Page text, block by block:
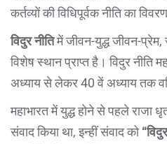
कर्तव्यों की विधिपूर्वक नीति का
विदुर नीतिमें जीवन-युद्ध जीवन-प्रेम,
विशेष स्थान प्राप्त है। विदुर नीति
अध्याय से लेकर 40 वें अध्याय तक
महाभारत में युद्ध होने से पहले राजा
संवाद किया था, इन्हीं संवाद को